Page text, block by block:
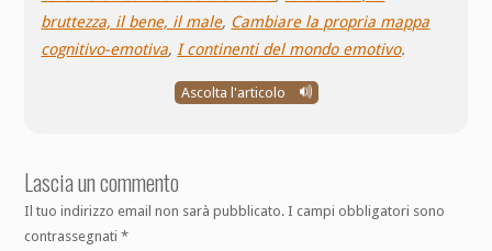
bruttezza, il bene, il male, Cambiare la propria mappa
cognitivo-emotiva, I continenti del mondo emotivo.
Ascolta l'articolo
Lascia un commento
Il tuo indirizzo email non sarà pubblicato. I campi obbligatori sono
contrassegnati*